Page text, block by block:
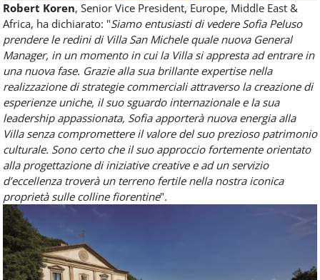
Robert Koren, Senior Vice President, Europe, Middle East &
Africa, ha dichiarato: "Siamo entusiasti di vedere Sofia Peluso
prendere le redini di Villa San Michele quale nuova General
Manager, in un momento in cui la Villa si appresta ad entrare in
una nuova fase. Grazie alla sua brillante expertise nella
realizzazione di strategie commerciali attraverso la creazione di
esperienze uniche, il suo sguardo internazionale e la sua
leadership appassionata, Sofia apporterà nuova energia alla
Villa senza compromettere il valore del suo prezioso patrimonio
culturale. Sono certo che il suo approccio fortemente orientato
alla progettazione di iniziative creative e ad un servizio
d’eccellenza troverà un terreno fertile nella nostra iconica
proprietà sulle colline fiorentine".